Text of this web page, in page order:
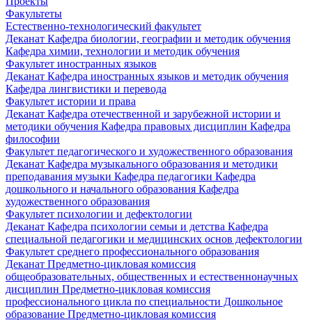
Факультеты
Естественно-технологический факультет
Деканат Кафедра биологии, географии и методик обучения
Кафедра химии, технологии и методик обучения
Факультет иностранных языков
Деканат Кафедра иностранных языков и методик обучения
Кафедра лингвистики и перевода
Факультет истории и права
Деканат Кафедра отечественной и зарубежной истории и
методики обучения Кафедра правовых дисциплин Кафедра
философии
Факультет педагогического и художественного образования
Деканат Кафедра музыкального образования и методики
преподавания музыки Кафедра педагогики Кафедра
дошкольного и начального образования Кафедра
художественного образования
Факультет психологии и дефектологии
Деканат Кафедра психологии семьи и детства Кафедра
специальной педагогики и медицинских основ дефектологии
Факультет среднего профессионального образования
Деканат Предметно-цикловая комиссия
общеобразовательных, общественных и естественнонаучных
дисциплин Предметно-цикловая комиссия
профессионального цикла по специальности Дошкольное
образование Предметно-цикловая комиссия